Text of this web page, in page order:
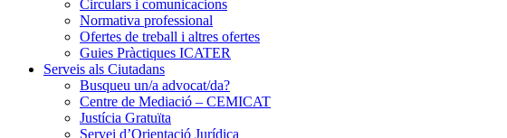
Circulars i comunicacions
Normativa professional
Ofertes de treball i altres ofertes
Guies Pràctiques ICATER
Serveis als Ciutadans
Busqueu un/a advocat/da?
Centre de Mediació – CEMICAT
Justícia Gratuïta
Servei d’Orientació Jurídica